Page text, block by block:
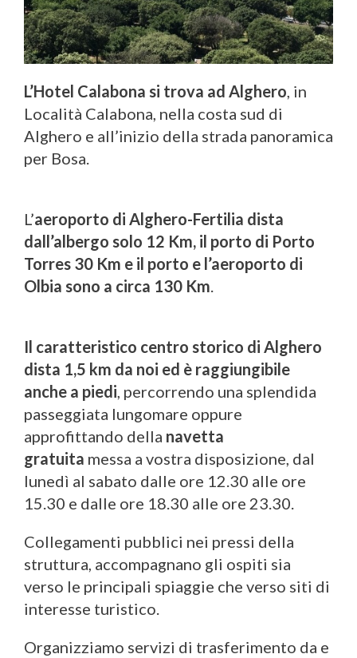
L’Hotel Calabona si trova ad Alghero, in
Località Calabona, nella costa sud di
Alghero e all’inizio della strada panoramica
per Bosa.
L’aeroporto di Alghero-Fertilia dista
dall’albergo solo 12 Km, il porto di Porto
Torres 30 Km e il porto e l’aeroporto di
Olbia sono a circa 130 Km.
Il caratteristico centro storico di Alghero
dista 1,5 km da noi ed è raggiungibile
anche a piedi, percorrendo una splendida
passeggiata lungomare oppure
approfittando della navetta
gratuita messa a vostra disposizione, dal
lunedì al sabato dalle ore 12.30 alle ore
15.30 e dalle ore 18.30 alle ore 23.30.
Collegamenti pubblici nei pressi della
struttura, accompagnano gli ospiti sia
verso le principali spiaggie che verso siti di
interesse turistico.
Organizziamo servizi di trasferimento da e